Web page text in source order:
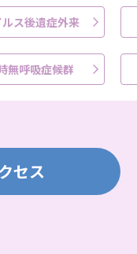
ス後遺症外来
無呼吸症候群
セス